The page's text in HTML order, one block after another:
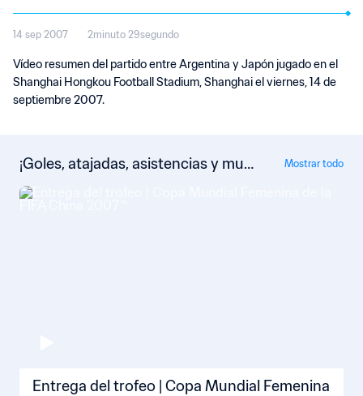
2007™ | Highlights
14 sep 2007 2minuto 29segundo
Vídeo resumen del partido entre Argentina y Japón jugado en el
Shanghai Hongkou Football Stadium, Shanghai el viernes, 14 de
septiembre 2007.
¡Goles, atajadas, asistencias y muc
ho más!
Mostrar todo
Entrega del trofeo | Copa Mundial Femenina